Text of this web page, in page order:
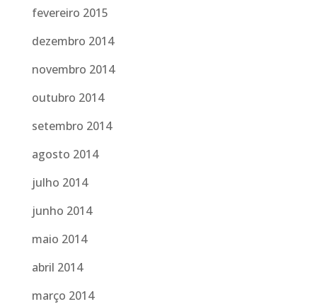
fevereiro 2015
dezembro 2014
novembro 2014
outubro 2014
setembro 2014
agosto 2014
julho 2014
junho 2014
maio 2014
abril 2014
março 2014